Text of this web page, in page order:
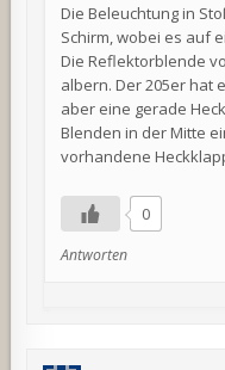
Die Beleuchtung in
Schirm, wobei es auf
Die Reflektorblende
albern. Der 205er hat
aber eine gerade
Blenden in der Mitte
vorhandene
0
Antworten